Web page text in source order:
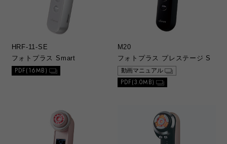
HRF-11-SE
フォトプラス Smart
PDF(16MB)
M20
フォトプラス プレステージ S
動画マニュアル
PDF(3.0MB)